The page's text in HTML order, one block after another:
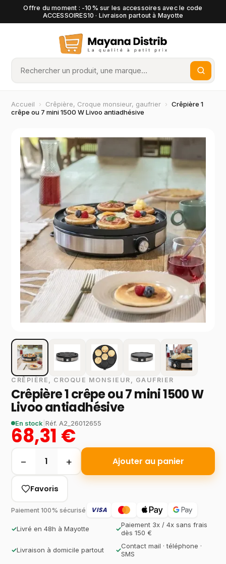
Offre du moment : -10% sur les accessoires avec le code
ACCESSOIRES10 · Livraison partout à Mayotte
Accueil › Crêpière, Croque monsieur, gaufrier › Crêpière 1
crêpe ou 7 mini 1500 W Livoo antiadhésive
CRÊPIÈRE, CROQUE MONSIEUR, GAUFRIER
Crêpière 1 crêpe ou 7 mini 1500 W
Livoo antiadhésive
En stock |Réf.A2_26012655
68,31 €
− 1 + Ajouter au panier
Favoris
Paiement 100% sécurisé VISA
✓Livré en 48h à Mayotte ✓Paiement 3x / 4x sans frais
dès 150 €
✓Livraison à domicile partout ✓Contact mail · téléphone ·
SMS